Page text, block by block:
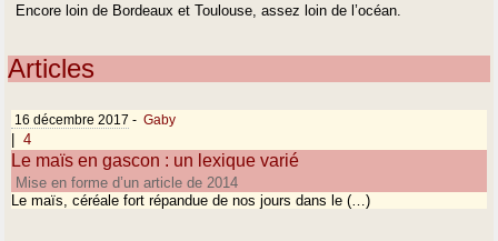
Encore loin de Bordeaux et Toulouse, assez loin de l’océan.
Articles
16 décembre 2017 - Gaby
4
Le maïs en gascon : un lexique varié
Mise en forme d’un article de 2014
Le maïs, céréale fort répandue de nos jours dans le (…)